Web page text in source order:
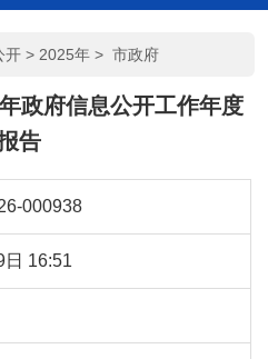
开 > 2025年 > 市政府
政府信息公开工作年度
告
000938
日 16:51